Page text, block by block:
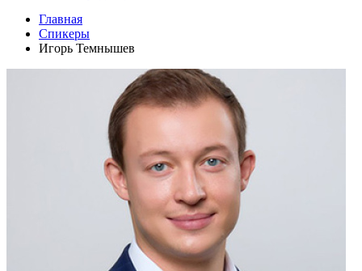
Главная
Спикеры
Игорь Темнышев